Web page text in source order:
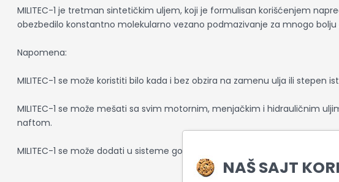
MILITEC-1 je tretman sintetičkim uljem, koji je formulisan korišćenjem
obezbedilo konstantno molekularno vezano podmazivanje za mnogo
Napomena:
MILITEC-1 se može koristiti bilo kada i bez obzira na zamenu ulja ili
MILITEC-1 se može mešati sa svim motornim, menjačkim i hidrauličnim
naftom.
MILITEC-1 se može dodati u sisteme goriva benzinskih motora, uklj. motori
NAŠ SAJT